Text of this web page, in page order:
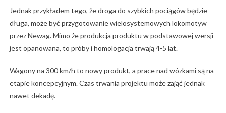
Jednak przykładem tego, że droga do szybkich pociągów będzie
długa, może być przygotowanie wielosystemowych lokomotyw
przez Newag. Mimo że produkcja produktu w podstawowej wersji
jest opanowana, to próby i homologacja trwają 4-5 lat.
Wagony na 300 km/h to nowy produkt, a prace nad wózkami są na
etapie koncepcyjnym. Czas trwania projektu może zająć jednak
nawet dekadę.